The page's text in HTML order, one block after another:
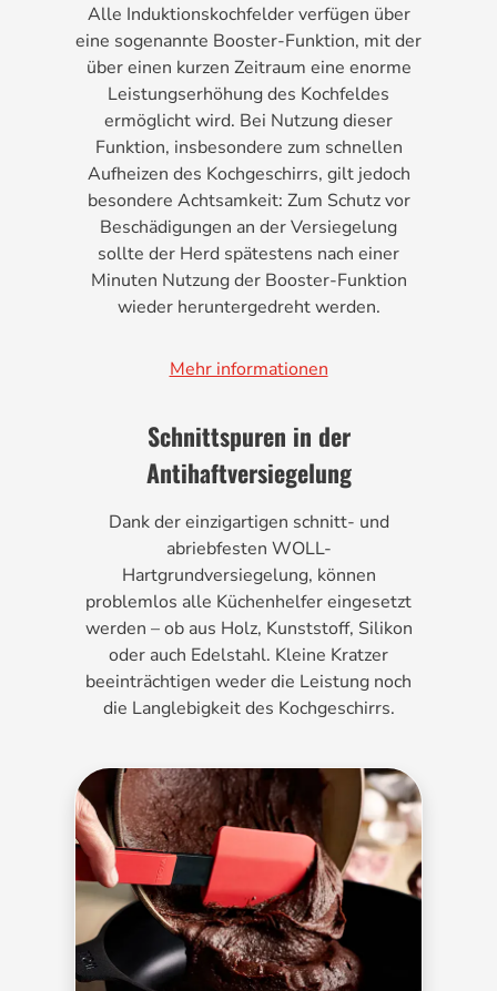
Alle Induktionskochfelder verfügen über
eine sogenannte Booster-Funktion, mit der
über einen kurzen Zeitraum eine enorme
Leistungserhöhung des Kochfeldes
ermöglicht wird. Bei Nutzung dieser
Funktion, insbesondere zum schnellen
Aufheizen des Kochgeschirrs, gilt jedoch
besondere Achtsamkeit: Zum Schutz vor
Beschädigungen an der Versiegelung
sollte der Herd spätestens nach einer
Minuten Nutzung der Booster-Funktion
wieder heruntergedreht werden.
Mehr informationen
Schnittspuren in der
Antihaftversiegelung
Dank der einzigartigen schnitt- und
abriebfesten WOLL-
Hartgrundversiegelung, können
problemlos alle Küchenhelfer eingesetzt
werden – ob aus Holz, Kunststoff, Silikon
oder auch Edelstahl. Kleine Kratzer
beeinträchtigen weder die Leistung noch
die Langlebigkeit des Kochgeschirrs.